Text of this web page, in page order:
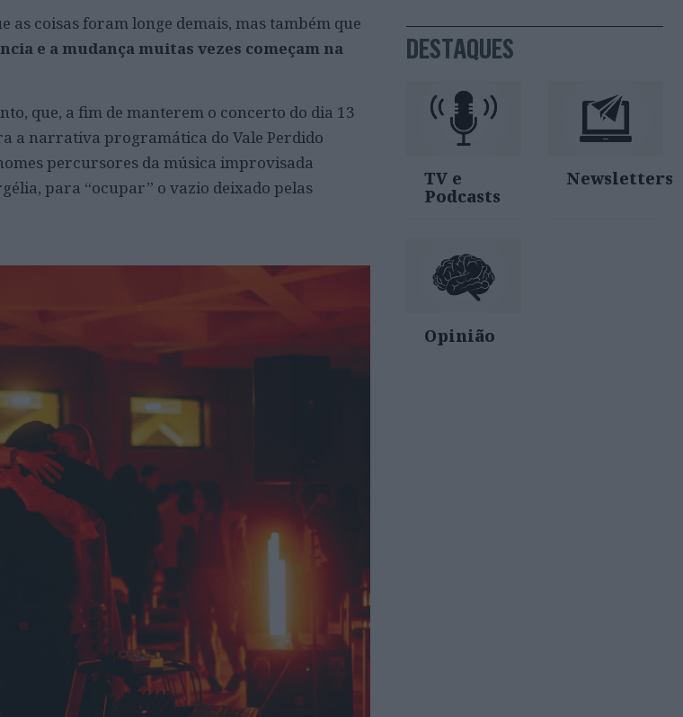
as coisas foram longe demais, mas também que
e a mudança muitas vezes começam na
que, a fim de manterem o concerto do dia 13
a narrativa programática do Vale Perdido
percursores da música improvisada
para “ocupar” o vazio deixado pelas
DESTAQUES
TV e
Podcasts
Newsletters
Opinião